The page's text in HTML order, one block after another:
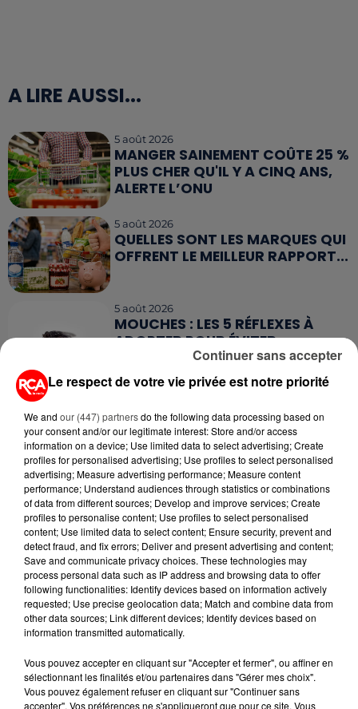
A LIRE AUSSI...
5 août 2026
MANGER SAINEMENT COÛTE 25 %
PLUS CHER QU'IL Y A CINQ ANS,
ALERTE L’ONU
5 août 2026
QUELLES SONT LES MARQUES QUI
OFFRENT LE MEILLEUR RAPPORT...
5 août 2026
MOUCHES : LES 5 RÉFLEXES À
ADOPTER POUR ÉVITER
L'INVASION CET ÉTÉ...
ÉCLIPSE SOLAIRE DU 12 AOÛT : LA
RUÉE VERS LES LUNETTES DE...
4 août 2026
CAMPING-CAR : CE QUE VOUS
AVEZ LE DROIT DE FAIRE... ET LES
ERREURS...
3 août 2026
ASSURANCES : TOUT SAVOIR
SUR L'AUGMENTATION DE LA «
TAXE ATTENTAT »...
Le respect de votre vie privée est notre priorité
We and our (447) partnersdo the following data processing based on
your consent and/or our legitimate interest: Store and/or access
information on a device; Use limited data to select advertising; Create
profiles for personalised advertising; Use profiles to select personalised
advertising; Measure advertising performance; Measure content
performance; Understand audiences through statistics or combinations
of data from different sources; Develop and improve services; Create
profiles to personalise content; Use profiles to select personalised
content; Use limited data to select content; Ensure security, prevent and
detect fraud, and fix errors; Deliver and present advertising and content;
Save and communicate privacy choices. These technologies may
process personal data such as IP address and browsing data to offer
following functionalities: Identify devices based on information actively
requested; Use precise geolocation data; Match and combine data from
other data sources; Link different devices; Identify devices based on
information transmitted automatically.
Vous pouvez accepter en cliquant sur "Accepter et fermer", ou affiner en
sélectionnant les finalités et/ou partenaires dans "Gérer mes choix".
Vous pouvez également refuser en cliquant sur "Continuer sans
accepter". Vos préférences ne s'appliqueront que pour ce site. Vous
Continuer sans accepter